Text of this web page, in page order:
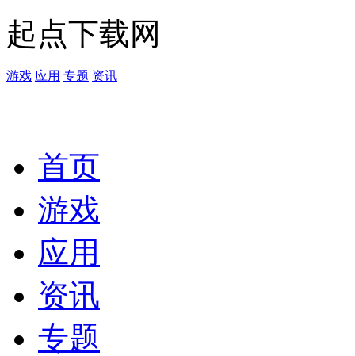
起点下载网
游戏 应用 专题 资讯
首页
游戏
应用
资讯
专题